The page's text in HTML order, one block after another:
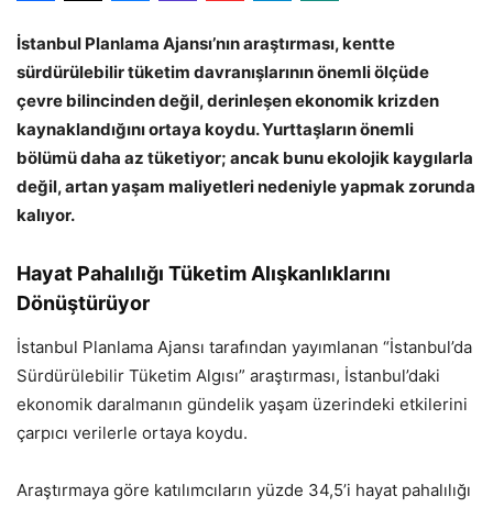
İstanbul Planlama Ajansı’nın araştırması, kentte
sürdürülebilir tüketim davranışlarının önemli ölçüde
çevre bilincinden değil, derinleşen ekonomik krizden
kaynaklandığını ortaya koydu. Yurttaşların önemli
bölümü daha az tüketiyor; ancak bunu ekolojik kaygılarla
değil, artan yaşam maliyetleri nedeniyle yapmak zorunda
kalıyor.
Hayat Pahalılığı Tüketim Alışkanlıklarını
Dönüştürüyor
İstanbul Planlama Ajansı tarafından yayımlanan “İstanbul’da
Sürdürülebilir Tüketim Algısı” araştırması, İstanbul’daki
ekonomik daralmanın gündelik yaşam üzerindeki etkilerini
çarpıcı verilerle ortaya koydu.
Araştırmaya göre katılımcıların yüzde 34,5’i hayat pahalılığı